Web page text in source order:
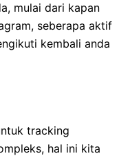
mulai dari kapan
seberapa aktif
kembali anda
tracking
hal ini kita